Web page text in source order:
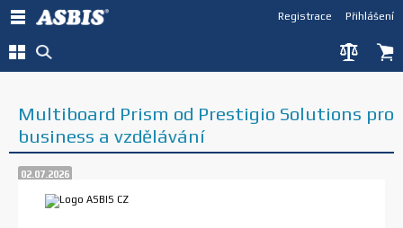
Přihlášení
Registrace
Multiboard Prism od Prestigio Solutions pro
business a vzdělávání
02.07.2026